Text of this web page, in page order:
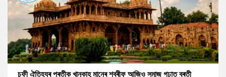
চুফী ঐতিহ্যৰ প্ৰতীক খানকাহ মানেৰ শ্বৰীফ আজিও সমাজ গঢ়াত ব্ৰতী